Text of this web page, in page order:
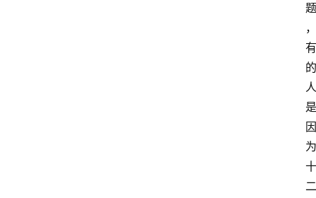
题
，
有
的
人
是
因
为
十
二